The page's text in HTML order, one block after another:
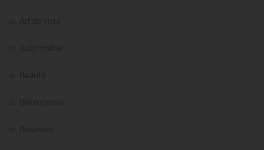
Art de vivre
Automobile
Beauté
Bistronomie
Business